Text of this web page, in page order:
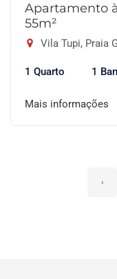
Apartamento
55m²
Vila Tupi, Praia
1 Quarto 1
Mais informações
‹